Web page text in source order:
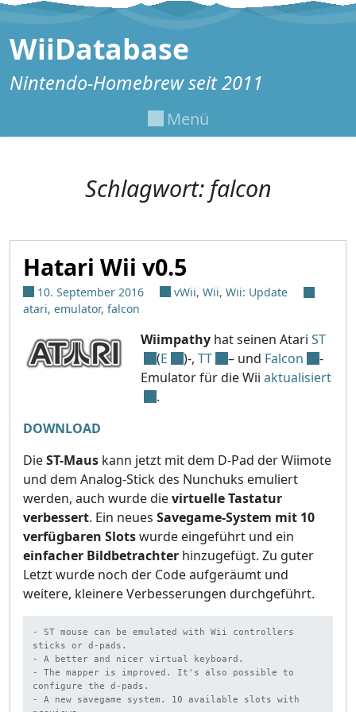
Zum Inhalt springen
WiiDatabase
Nintendo-Homebrew seit 2011
Menü
Schlagwort: falcon
Hatari Wii v0.5
10. September 2016 vWii, Wii, Wii: Update
atari, emulator, falcon
Wiimpathy hat seinen Atari ST
(E )-, TT – und Falcon
-
Emulator für die Wii aktualisiert
.
DOWNLOAD
DieST-Maus kann jetzt mit dem D-Pad der Wiimote
und dem Analog-Stick des Nunchuks emuliert
werden, auch wurde dievirtuelle Tastatur
verbessert. Ein neues Savegame-System mit 10
verfügbaren Slotswurde eingeführt und ein
einfacher Bildbetrachter hinzugefügt. Zu guter
Letzt wurde noch der Code aufgeräumt und
weitere, kleinere Verbesserungen durchgeführt.
- ST mouse can be emulated with Wii controllers
sticks or d-pads.
- A better and nicer virtual keyboard.
- The mapper is improved. It's also possible to
configure the d-pads.
- A new savegame system. 10 available slots with